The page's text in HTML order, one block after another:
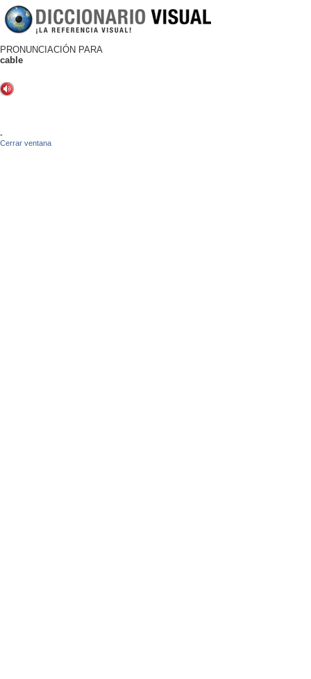
PRONUNCIACIÓN PARA
cable
-
Cerrar ventana